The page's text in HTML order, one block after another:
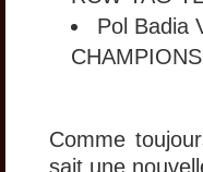
Pol Badia
Comme
sait une